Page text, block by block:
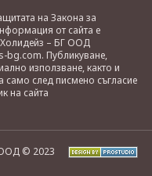
на Закона за
от сайта е
– БГ ООД
bg.com. Публикуване,
използване, както и
само след писмено съгласие
на сайта
© 2023